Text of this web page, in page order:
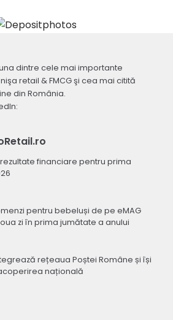
dintre cele mai importante
retail & FMCG şi cea mai citită
din România.
financiare pentru prima
pentru bebeluși de pe eMAG
zi în prima jumătate a anului
rețeaua Poștei Române și își
națională